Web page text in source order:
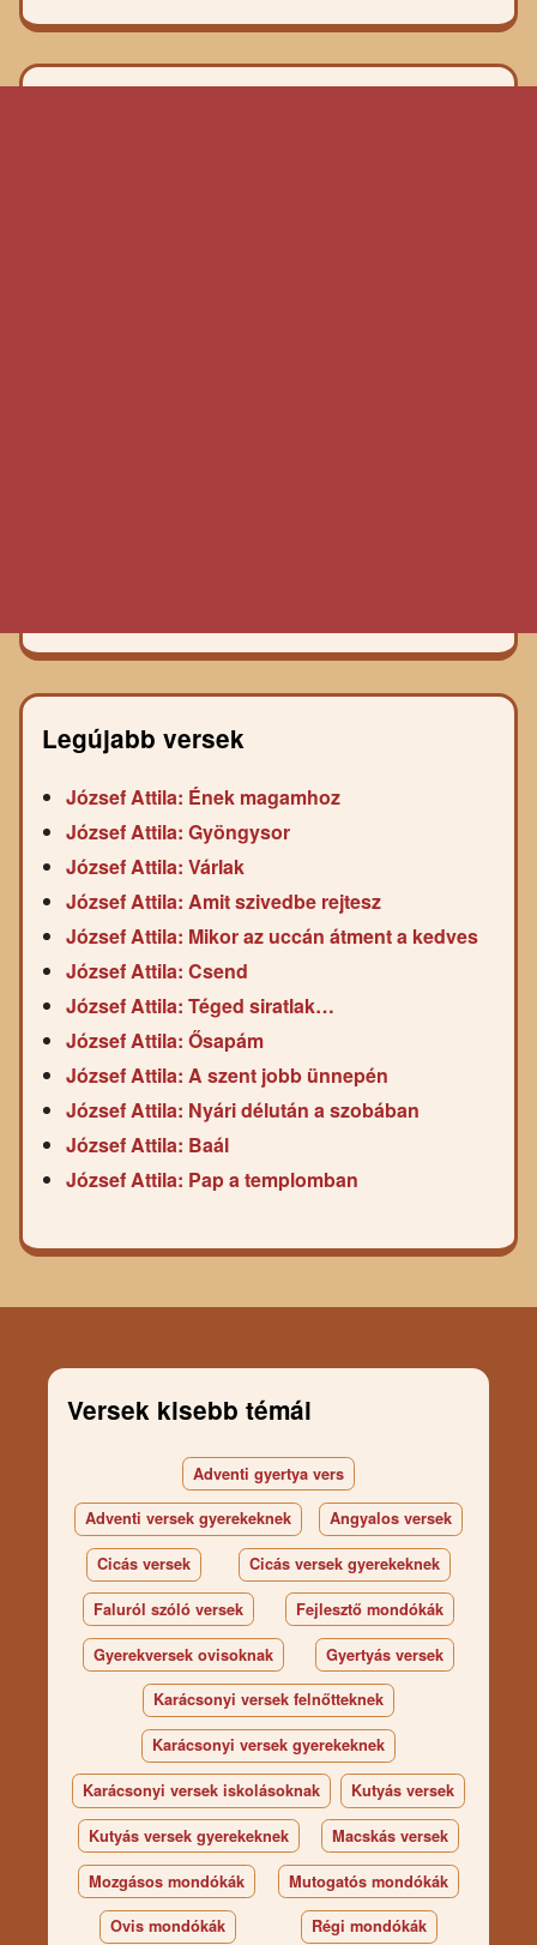
Legújabb versek
József Attila: Ének magamhoz
József Attila: Gyöngysor
József Attila: Várlak
József Attila: Amit szivedbe rejtesz
József Attila: Mikor az uccán átment a kedves
József Attila: Csend
József Attila: Téged siratlak…
József Attila: Ősapám
József Attila: A szent jobb ünnepén
József Attila: Nyári délután a szobában
József Attila: Baál
József Attila: Pap a templomban
Versek kisebb témái
Adventi gyertya vers
Adventi versek gyerekeknek Angyalos versek
Cicás versek Cicás versek gyerekeknek
Faluról szóló versek Fejlesztő mondókák
Gyerekversek ovisoknak Gyertyás versek
Karácsonyi versek felnőtteknek
Karácsonyi versek gyerekeknek
Karácsonyi versek iskolásoknak Kutyás versek
Kutyás versek gyerekeknek Macskás versek
Mozgásos mondókák Mutogatós mondókák
Ovis mondókák Régi mondókák